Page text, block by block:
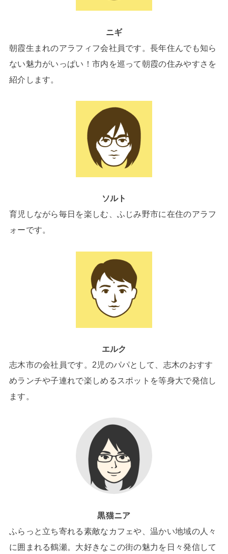
ニギ
朝霞生まれのアラフィフ会社員です。長年住んでも知ら
ない魅力がいっぱい！市内を巡って朝霞の住みやすさを
紹介します。
ソルト
育児しながら毎日を楽しむ、ふじみ野市に在住のアラフ
ォーです。
エルク
志木市の会社員です。2児のパパとして、志木のおすす
めランチや子連れで楽しめるスポットを等身大で発信し
ます。
黒猫ニア
ふらっと立ち寄れる素敵なカフェや、温かい地域の人々
に囲まれる鶴瀬。大好きなこの街の魅力を日々発信して